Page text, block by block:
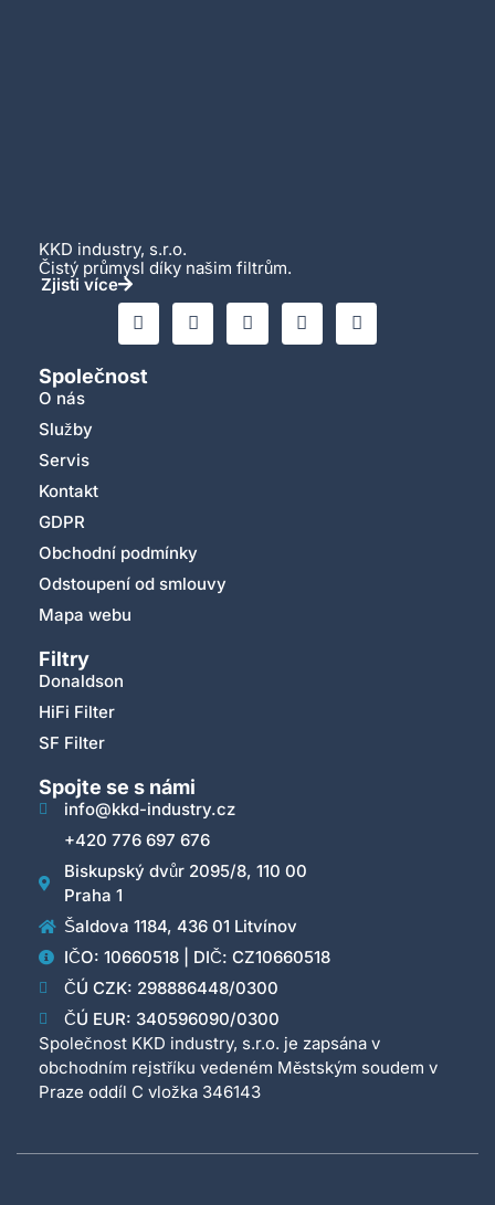
KKD industry, s.r.o.
Čistý průmysl díky našim filtrům.
Zjisti více
Společnost
O nás
Služby
Servis
Kontakt
GDPR
Obchodní podmínky
Odstoupení od smlouvy
Mapa webu
Filtry
Donaldson
HiFi Filter
SF Filter
Spojte se s námi
info@kkd-industry.cz
+420 776 697 676
Biskupský dvůr 2095/8, 110 00
Praha 1
Šaldova 1184, 436 01 Litvínov
IČO: 10660518 | DIČ: CZ10660518
ČÚ CZK: 298886448/0300
ČÚ EUR: 340596090/0300
Společnost KKD industry, s.r.o. je zapsána v
obchodním rejstříku vedeném Městským soudem v
Praze oddíl C vložka 346143